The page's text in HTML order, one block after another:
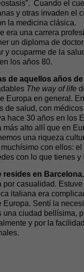
Cuando el
y otras invaden el
la medicina clásica.
era una carrera
un diploma de
y ocuparme de la
los años 80.
de aquellos años
The way of life
Europa en general.
de salud, con
hace 30 años en
alto allí que en
una riqueza
con ellos:
con lo que tienes
en
por casualidad.
italiana era
Sentí la
ciudad bellísima,
y por la